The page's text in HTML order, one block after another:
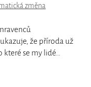
změna
že příroda už
které se my lidé…